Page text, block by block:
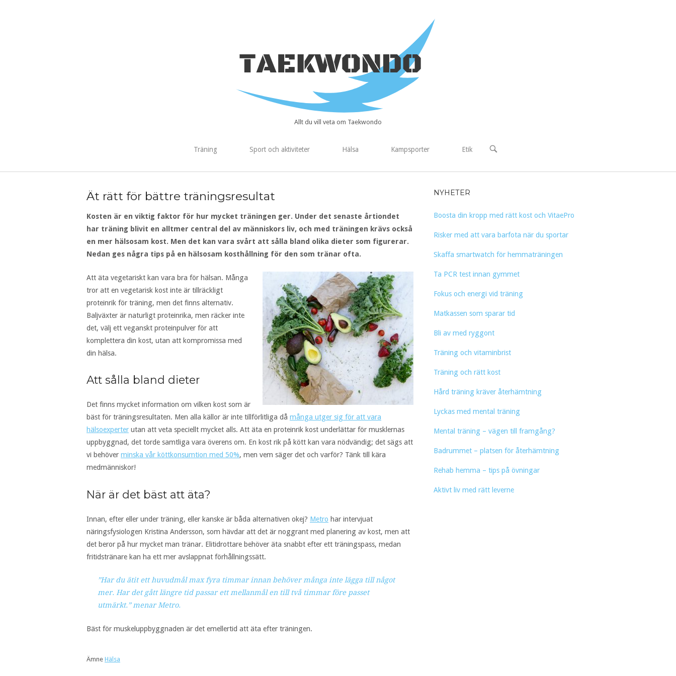
Allt du vill veta om Taekwondo
Träning Sport och aktiviteter Hälsa Kampsporter Etik
OPEN
SEARCH
Ät rätt för bättre träningsresultat
Kosten är en viktig faktor för hur mycket träningen ger. Under det senaste årtiondet
har träning blivit en alltmer central del av människors liv, och med träningen krävs också
en mer hälsosam kost. Men det kan vara svårt att sålla bland olika dieter som figurerar.
Nedan ges några tips på en hälsosam kosthållning för den som tränar ofta.
Att äta vegetariskt kan vara bra för hälsan. Många
tror att en vegetarisk kost inte är tillräckligt
proteinrik för träning, men det finns alternativ.
Baljväxter är naturligt proteinrika, men räcker inte
det, välj ett veganskt proteinpulver för att
komplettera din kost, utan att kompromissa med
din hälsa.
Att sålla bland dieter
Det finns mycket information om vilken kost som är
bäst för träningsresultaten. Men alla källor är inte tillförlitliga då många utger sig för att vara
hälsoexperter utan att veta speciellt mycket alls. Att äta en proteinrik kost underlättar för musklernas
uppbyggnad, det torde samtliga vara överens om. En kost rik på kött kan vara nödvändig; det sägs att
vi behöver minska vår köttkonsumtion med 50%, men vem säger det och varför? Tänk till kära
medmänniskor!
När är det bäst att äta?
Innan, efter eller under träning, eller kanske är båda alternativen okej? Metro har intervjuat
näringsfysiologen Kristina Andersson, som hävdar att det är noggrant med planering av kost, men att
det beror på hur mycket man tränar. Elitidrottare behöver äta snabbt efter ett träningspass, medan
fritidstränare kan ha ett mer avslappnat förhållningssätt.
”Har du ätit ett huvudmål max fyra timmar innan behöver många inte lägga till något
mer. Har det gått längre tid passar ett mellanmål en till två timmar före passet
utmärkt.” menar Metro.
Bäst för muskeluppbyggnaden är det emellertid att äta efter träningen.
Ämne Hälsa
NYHETER
Boosta din kropp med rätt kost och VitaePro
Risker med att vara barfota när du sportar
Skaffa smartwatch för hemmaträningen
Ta PCR test innan gymmet
Fokus och energi vid träning
Matkassen som sparar tid
Bli av med ryggont
Träning och vitaminbrist
Träning och rätt kost
Hård träning kräver återhämtning
Lyckas med mental träning
Mental träning – vägen till framgång?
Badrummet – platsen för återhämtning
Rehab hemma – tips på övningar
Aktivt liv med rätt leverne